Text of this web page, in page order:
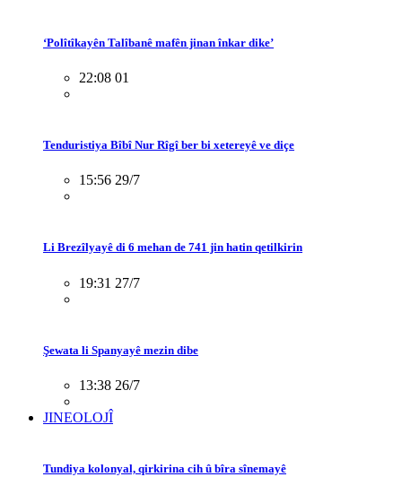
‘Polîtîkayên Talîbanê mafên jinan înkar dike’
22:08 01
Tenduristiya Bîbî Nur Rîgî ber bi xetereyê ve diçe
15:56 29/7
Li Brezîlyayê di 6 mehan de 741 jin hatin qetilkirin
19:31 27/7
Şewata li Spanyayê mezin dibe
13:38 26/7
JINEOLOJÎ
Tundiya kolonyal, qirkirina cih û bîra sînemayê